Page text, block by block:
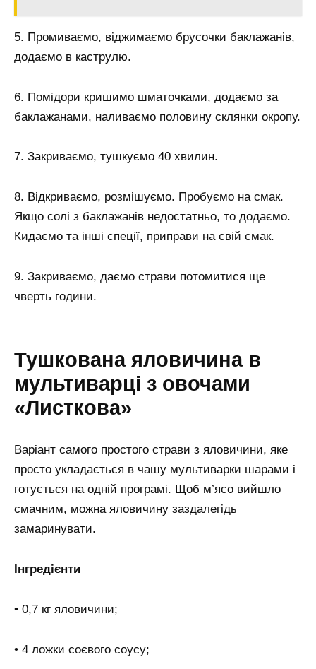
5. Промиваємо, віджимаємо брусочки баклажанів,
додаємо в каструлю.
6. Помідори кришимо шматочками, додаємо за
баклажанами, наливаємо половину склянки окропу.
7. Закриваємо, тушкуємо 40 хвилин.
8. Відкриваємо, розмішуємо. Пробуємо на смак.
Якщо солі з баклажанів недостатньо, то додаємо.
Кидаємо та інші спеції, приправи на свій смак.
9. Закриваємо, даємо страви потомитися ще
чверть години.
Тушкована яловичина в
мультиварці з овочами
«Листкова»
Варіант самого простого страви з яловичини, яке
просто укладається в чашу мультиварки шарами і
готується на одній програмі. Щоб м’ясо вийшло
смачним, можна яловичину заздалегідь
замаринувати.
Інгредієнти
• 0,7 кг яловичини;
• 4 ложки соєвого соусу;